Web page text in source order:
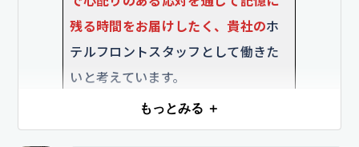
に魅力を感じました。また、海外か
らのお客様が多く訪れる現場で言語
だけでなく状況に応じた判断力や対
応力も磨けると確信しています。
身の成長と顧客や会社への貢献を両
立して、フロント職として活躍して
残る時間をお届けしたく、貴社のホ
テルフロントスタッフとして働きた
いと考えています。
添削コメント｜「安心感と特別なひととき」は抽
象的で内容が伝わりづらく、企業理由に直接結び
もっとみる ＋